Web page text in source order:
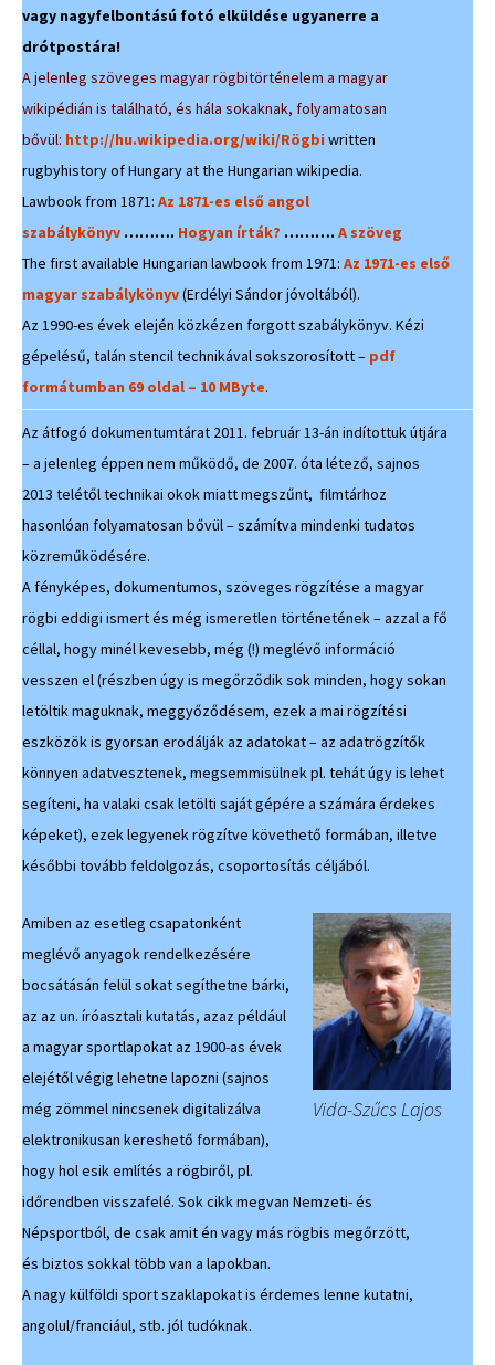
vagy nagyfelbontású fotó elküldése ugyanerre a
drótpostára!
A jelenleg szöveges magyar rögbitörténelem a magyar
wikipédián is található, és hála sokaknak, folyamatosan
bővül: http://hu.wikipedia.org/wiki/Rögbiwritten
rugbyhistory of Hungary at the Hungarian wikipedia.
Lawbook from 1871: Az 1871-es első angol
szabálykönyv ………. Hogyan írták? ………. A szöveg
The first available Hungarian lawbook from 1971: Az 1971-es első
magyar szabálykönyv(Erdélyi Sándor jóvoltából).
Az 1990-es évek elején közkézen forgott szabálykönyv. Kézi
gépelésű, talán stencil technikával sokszorosított – pdf
formátumban 69 oldal – 10 MByte.
Az átfogó dokumentumtárat 2011. február 13-án indítottuk útjára
– a jelenleg éppen nem működő, de 2007. óta létező, sajnos
2013 telétől technikai okok miatt megszűnt, filmtárhoz
hasonlóan folyamatosan bővül – számítva mindenki tudatos
közreműködésére.
A fényképes, dokumentumos, szöveges rögzítése a magyar
rögbi eddigi ismert és még ismeretlen történetének – azzal a fő
céllal, hogy minél kevesebb, még (!) meglévő információ
vesszen el (részben úgy is megőrződik sok minden, hogy sokan
letöltik maguknak, meggyőződésem, ezek a mai rögzítési
eszközök is gyorsan erodálják az adatokat – az adatrögzítők
könnyen adatvesztenek, megsemmisülnek pl. tehát úgy is lehet
segíteni, ha valaki csak letölti saját gépére a számára érdekes
képeket), ezek legyenek rögzítve követhető formában, illetve
későbbi tovább feldolgozás, csoportosítás céljából.
Vida-Szűcs Lajos
Amiben az esetleg csapatonként
meglévő anyagok rendelkezésére
bocsátásán felül sokat segíthetne bárki,
az az un. íróasztali kutatás, azaz például
a magyar sportlapokat az 1900-as évek
elejétől végig lehetne lapozni (sajnos
még zömmel nincsenek digitalizálva
elektronikusan kereshető formában),
hogy hol esik említés a rögbiről, pl.
időrendben visszafelé. Sok cikk megvan Nemzeti- és
Népsportból, de csak amit én vagy más rögbis megőrzött,
és biztos sokkal több van a lapokban.
A nagy külföldi sport szaklapokat is érdemes lenne kutatni,
angolul/franciául, stb. jól tudóknak.